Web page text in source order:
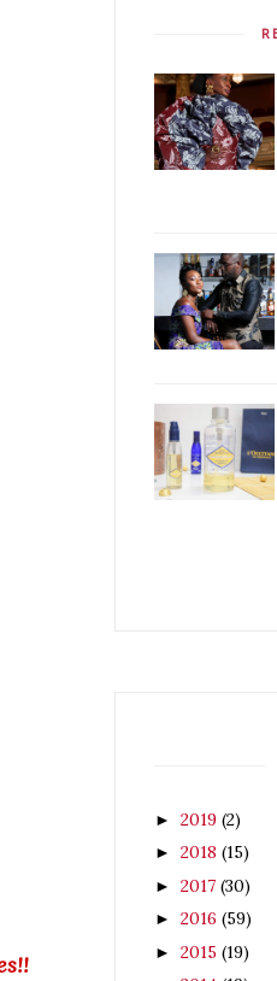
► 2019 (2)
► 2018 (15)
► 2017 (30)
► 2016 (59)
► 2015 (19)